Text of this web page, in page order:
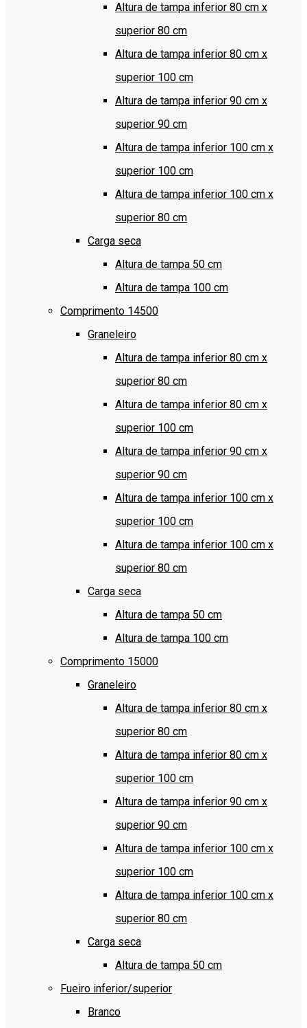
Altura de tampa inferior 80 cm x
superior 80 cm
Altura de tampa inferior 80 cm x
superior 100 cm
Altura de tampa inferior 90 cm x
superior 90 cm
Altura de tampa inferior 100 cm x
superior 100 cm
Altura de tampa inferior 100 cm x
superior 80 cm
Carga seca
Altura de tampa 50 cm
Altura de tampa 100 cm
Comprimento 14500
Graneleiro
Altura de tampa inferior 80 cm x
superior 80 cm
Altura de tampa inferior 80 cm x
superior 100 cm
Altura de tampa inferior 90 cm x
superior 90 cm
Altura de tampa inferior 100 cm x
superior 100 cm
Altura de tampa inferior 100 cm x
superior 80 cm
Carga seca
Altura de tampa 50 cm
Altura de tampa 100 cm
Comprimento 15000
Graneleiro
Altura de tampa inferior 80 cm x
superior 80 cm
Altura de tampa inferior 80 cm x
superior 100 cm
Altura de tampa inferior 90 cm x
superior 90 cm
Altura de tampa inferior 100 cm x
superior 100 cm
Altura de tampa inferior 100 cm x
superior 80 cm
Carga seca
Altura de tampa 50 cm
Fueiro inferior/superior
Branco